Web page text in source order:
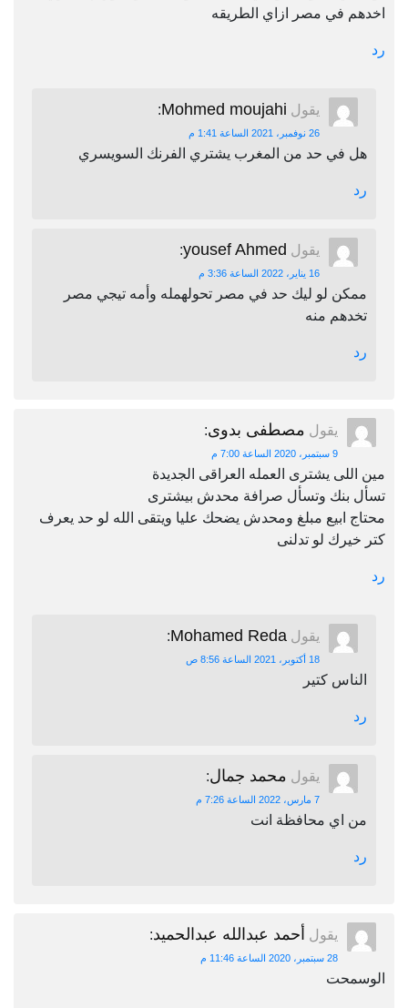
اخدهم في مصر ازاي الطريقه
رد
يقول Mohmed moujahi
:
26 نوفمبر، 2021 الساعة 1:41 م
هل في حد من المغرب يشتري الفرنك السويسري
رد
يقول yousef Ahmed
:
16 يناير، 2022 الساعة 3:36 م
ممكن لو ليك حد في مصر تحولهمله وأمه تيجي مصر
تخدهم منه
رد
يقول مصطفى بدوى:
9 سبتمبر، 2020 الساعة 7:00 م
مين اللى يشترى العمله العراقى الجديدة
تسأل بنك وتسأل صرافة محدش بيشترى
محتاج ابيع مبلغ ومحدش يضحك عليا ويتقى الله لو حد يعرف
كتر خيرك لو تدلنى
رد
يقول Mohamed Reda
:
18 أكتوبر، 2021 الساعة 8:56 ص
الناس كتير
رد
يقول محمد جمال:
7 مارس، 2022 الساعة 7:26 م
من اي محافظة انت
رد
يقول أحمد عبدالله عبدالحميد:
28 سبتمبر، 2020 الساعة 11:46 م
الوسمحت